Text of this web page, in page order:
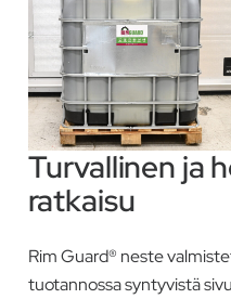
Turvallinen ja
ratkaisu
Rim Guard® neste
tuotannossa syntyvistä